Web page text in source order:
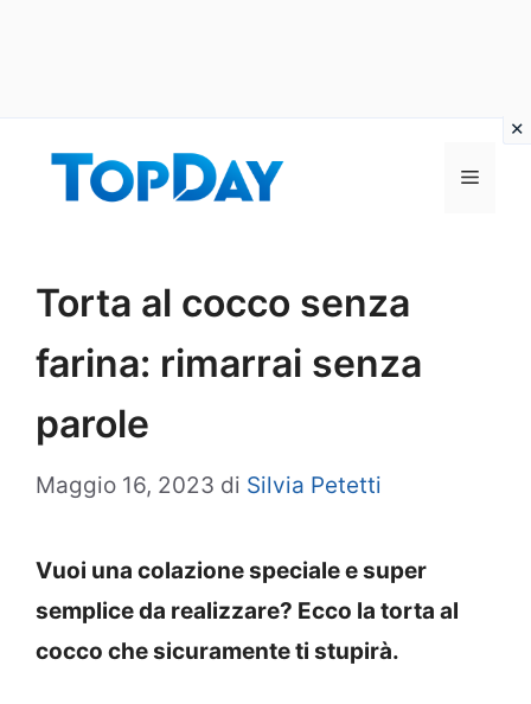
Menu
Torta al cocco senza
farina: rimarrai senza
parole
Maggio 16, 2023 di Silvia Petetti
Vuoi una colazione speciale e super
semplice da realizzare? Ecco la torta al
cocco che sicuramente ti stupirà.